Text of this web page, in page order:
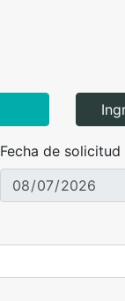
Fecha de solicitud